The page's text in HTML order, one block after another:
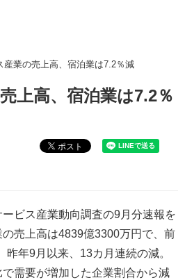
産業の売上高、宿泊業は7.2％減
上高、宿泊業は7.2％
ポスト
ビス産業動向調査の9月分速報を
売上高は4839億3300万円で、前
年9月以来、13カ月連続の減。
需要が増加した企業割合から減